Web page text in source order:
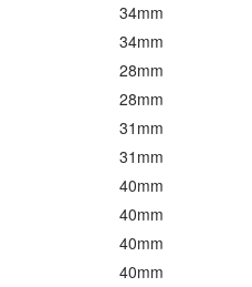
34mm
34mm
28mm
28mm
31mm
31mm
40mm
40mm
40mm
40mm